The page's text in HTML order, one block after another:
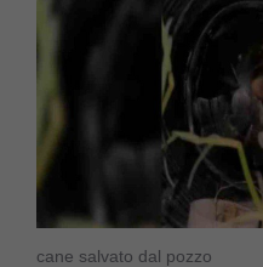
cane salvato dal pozzo